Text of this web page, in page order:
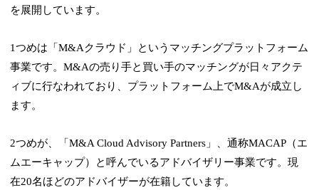
を展開しています。
1つめは「M&Aクラウド」というマッチングプラットフォーム
事業です。M&Aの売り手と買い手のマッチングが日々アクテ
ィブに行なわれており、プラットフォーム上でM&Aが成立し
ます。
2つめが、「M&A Cloud Advisory Partners」、通称MACAP（エ
ムエーキャップ）と呼んでいるアドバイザリー事業です。現
在20名ほどのアドバイザーが在籍しています。